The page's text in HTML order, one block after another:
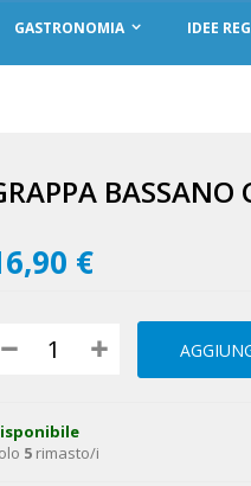
GASTRONOMIA IDEE
BASSANO
€
5 rimasto/i